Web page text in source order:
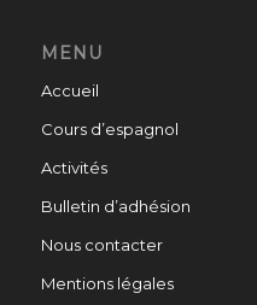
MENU
Accueil
Cours d’espagnol
Activités
Bulletin d’adhésion
Nous contacter
Mentions légales